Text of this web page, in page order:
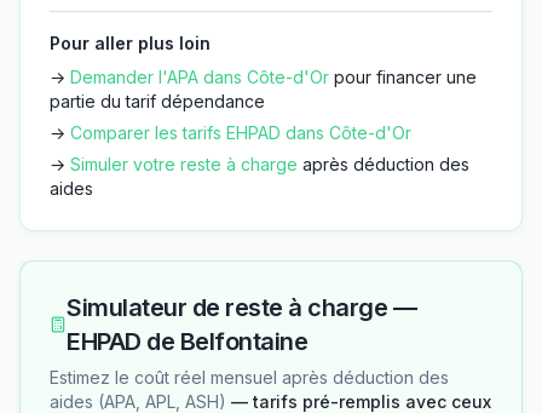
Pour aller plus loin
→ Demander l'APA dans Côte-d'Or pour financer une
partie du tarif dépendance
→ Comparer les tarifs EHPAD dans Côte-d'Or
→ Simuler votre reste à charge après déduction des
aides
Simulateur de reste à charge —
EHPAD de Belfontaine
Estimez le coût réel mensuel après déduction des
aides (APA, APL, ASH) — tarifs pré-remplis avec ceux